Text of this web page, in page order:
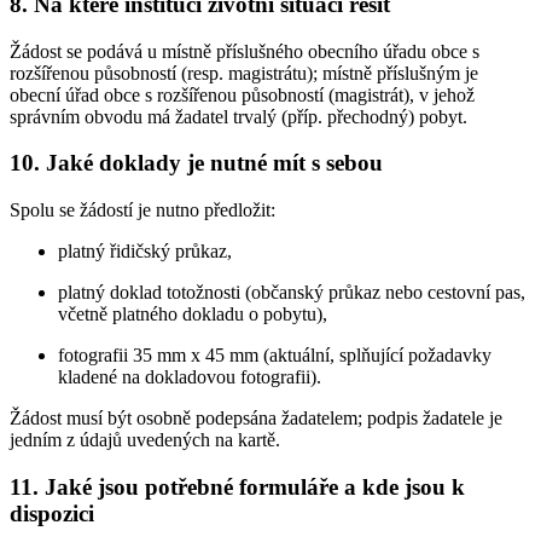
Žádost se podává u místně příslušného obecního úřadu obce s
rozšířenou působností (resp. magistrátu); místně příslušným je
obecní úřad obce s rozšířenou působností (magistrát), v jehož
správním obvodu má žadatel trvalý (příp. přechodný) pobyt.
10. Jaké doklady je nutné mít s sebou
Spolu se žádostí je nutno předložit:
platný řidičský průkaz,
platný doklad totožnosti (občanský průkaz nebo cestovní pas,
včetně platného dokladu o pobytu),
fotografii 35 mm x 45 mm (aktuální, splňující požadavky
kladené na dokladovou fotografii).
Žádost musí být osobně podepsána žadatelem; podpis žadatele je
jedním z údajů uvedených na kartě.
11. Jaké jsou potřebné formuláře a kde jsou k
dispozici